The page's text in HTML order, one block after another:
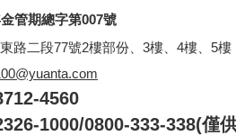
管期總字第007號
路二段77號2樓部份、3樓、4樓、5樓
4560
1000/0800-333-338(僅